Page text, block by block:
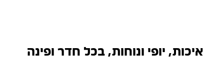
איכות, יופי ונוחות, בכל חדר ופינה